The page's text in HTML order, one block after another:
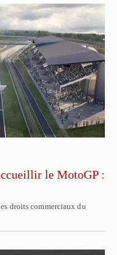
le MotoGP :
droits commerciaux du